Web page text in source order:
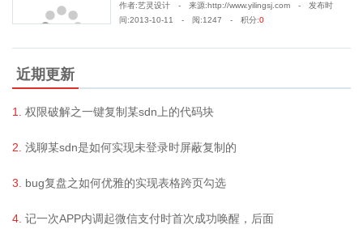
ie6的限制，致使我们在写代码时不得不使用大量的js/jq来替代
伪类。......
作者:艺灵设计 - 来源:http://www.yilingsj.com - 发布时
间:2013-10-11 - 阅:1247 - 积分:0
近期更新
权限破解之一键复制某sdn上的代码块
浅聊某sdn是如何实现未登录时屏蔽复制的
bug复盘之如何优雅的实现表格跨页勾选
记一次APP内调起微信支付时首次成功唤醒，后面